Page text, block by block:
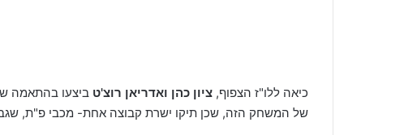
כיאה ללו"ז הצפוף, ציון כהן ואדריאן רוצ'ט ביצעו בהתאמה
של המשחק הזה, שכן תיקו ישרת קבוצה אחת- מכבי פ"ת, שגברה 0-1 על רמת השרון